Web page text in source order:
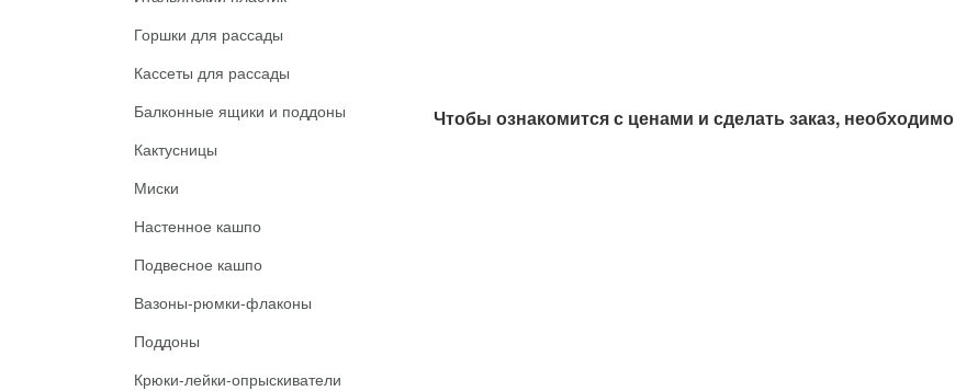
Горшки для рассады
Кассеты для рассады
Балконные ящики и поддоны
Кактусницы
Миски
Настенное кашпо
Подвесное кашпо
Вазоны-рюмки-флаконы
Поддоны
Крюки-лейки-опрыскиватели
Чтобы ознакомится с ценами и сделать заказ, необходимо